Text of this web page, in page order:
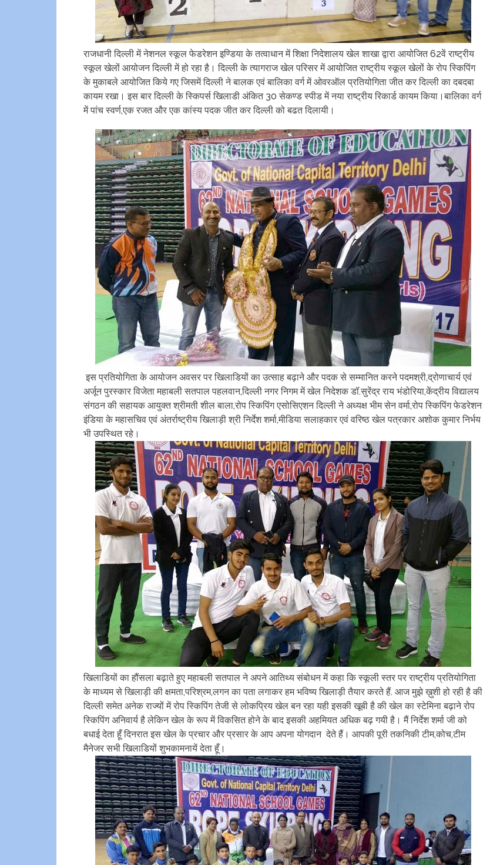
राजधानी दिल्ली में नेशनल स्कूल फेडरेशन इण्डिया के तत्वाधान में शिक्षा निदेशालय खेल शाखा द्वारा आयोजित 62वें राष्ट्रीय
स्कूल खेलों आयोजन दिल्ली में हो रहा है। दिल्ली के त्यागराज खेल परिसर में आयोजित राष्ट्रीय स्कूल खेलों के रोप स्किपिंग
के मुकाबले आयोजित किये गए जिसमें दिल्ली ने बालक एवं बालिका वर्ग में ओवरऑल प्रतियोगिता जीत कर दिल्ली का दबदबा
कायम रखा। इस बार दिल्ली के स्किपर्स खिलाडी अंकित 30 सेकण्ड स्पीड में नया राष्ट्रीय रिकार्ड कायम किया।बालिका वर्ग
में पांच स्वर्ण,एक रजत और एक कांस्य पदक जीत कर दिल्ली को बढत दिलायी।
इस प्रतियोगिता के आयोजन अवसर पर खिलाडियों का उत्साह बढ़ाने और पदक से सम्मानित करने पदमश्री,द्रोणाचार्य एवं
अर्जून पुरस्कार विजेता महाबली सतपाल पहलवान,दिल्ली नगर निगम में खेल निदेशक डॉ.सुरेंद्र राय भंडोरिया,केंद्रीय विद्यालय
संगठन की सहायक आयुक्त श्रीमती शील बाला,रोप स्किपिंग एसोसिएशन दिल्ली ने अध्यक्ष भीम सेन वर्मा,रोप स्किपिंग फेडरेशन
इंडिया के महासचिव एवं अंतर्राष्ट्रीय खिलाड़ी श्री निर्देश शर्मा,मीडिया सलाहकार एवं वरिष्ठ खेल पत्रकार अशोक कुमार निर्भय
भी उपस्थित रहे।
खिलाडियों का हौंसला बढ़ाते हुए महाबली सतपाल ने अपने आतिथ्य संबोधन में कहा कि स्कूली स्तर पर राष्ट्रीय प्रतियोगिता
के माध्यम से खिलाड़ी की क्षमता,परिश्रम,लगन का पता लगाकर हम भविष्य खिलाड़ी तैयार करते हैं. आज मुझे ख़ुशी हो रही है की
दिल्ली समेत अनेक राज्यों में रोप स्किपिंग तेजी से लोकप्रिय खेल बन रहा यही इसकी खूबी है की खेल का स्टेमिना बढ़ाने रोप
स्किपिंग अनिवार्य है लेकिन खेल के रूप में विकसित होने के बाद इसकी अहमियत अधिक बढ़ गयी है। मैं निर्देश शर्मा जी को
बधाई देता हूँ दिनरात इस खेल के प्रचार और प्रसार के आप अपना योगदान देते हैं। आपकी पूरी तकनिकी टीम,कोच,टीम
मैनेजर सभी खिलाडियों शुभकामनायें देता हूँ।